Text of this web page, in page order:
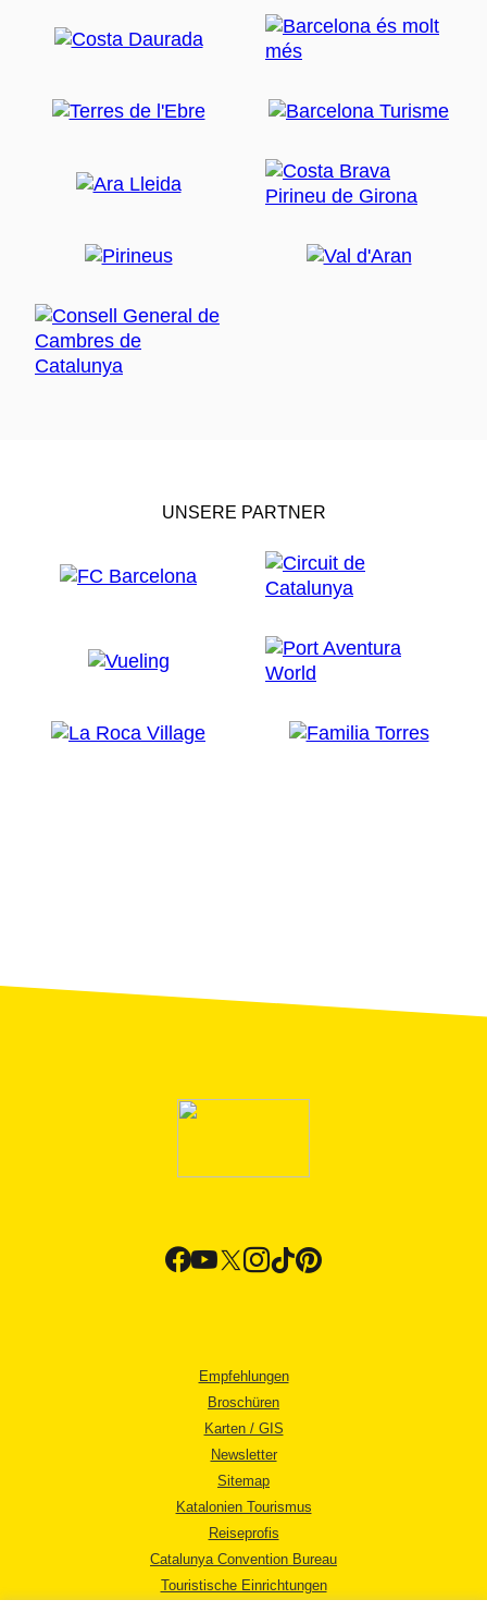
UNSERE PARTNER
Empfehlungen
Broschüren
Karten / GIS
Newsletter
Sitemap
Katalonien Tourismus
Reiseprofis
Catalunya Convention Bureau
Touristische Einrichtungen